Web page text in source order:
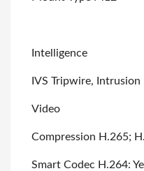
Intelligence
IVS Tripwire, Intrusion
Video
Compression H.265;
Smart Codec H.264: